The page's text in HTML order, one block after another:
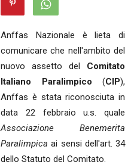
Anffas Nazionale è lieta di
comunicare che nell'ambito del
nuovo assetto del Comitato
Italiano Paralimpico (CIP),
Anffas è stata riconosciuta in
data 22 febbraio u.s. quale
Associazione Benemerita
Paralimpica ai sensi dell'art. 34
dello Statuto del Comitato.